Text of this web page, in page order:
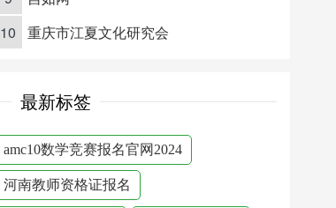
10
重庆市江夏文化研究会
最新标签
amc10数学竞赛报名官网2024
河南教师资格证报名